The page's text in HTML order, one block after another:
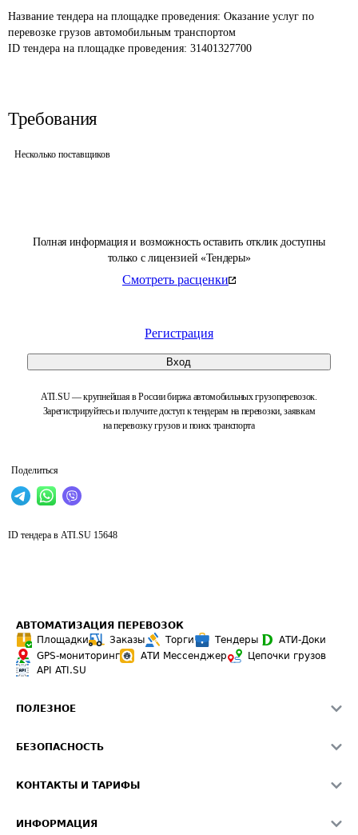
Полная информация и возможность оставить отклик доступны
только с лицензией «Тендеры»
Смотреть расценки
Регистрация
Вход
ATI.SU — крупнейшая в России биржа автомобильных грузоперевозок.
Зарегистрируйтесь и получите доступ к тендерам на перевозки, заявкам
на перевозку грузов и поиск транспорта
Поделиться
Название тендера на площадке проведения: Оказание услуг по
перевозке грузов автомобильным транспортом
ID тендера на площадке проведения: 31401327700
Требования
Несколько поставщиков
ID тендера в ATI.SU 15648
АВТОМАТИЗАЦИЯ ПЕРЕВОЗОК
Площадки
Заказы Торги Тендеры
АТИ-Доки
GPS-мониторинг
АТИ Мессенджер
Цепочки грузов
API ATI.SU
ПОЛЕЗНОЕ
Звезды ATI.SU на вашем сайте
Средние ставки
БЕЗОПАСНОСТЬ
Светофор+
КОНТАКТЫ И ТАРИФЫ
ИНФОРМАЦИЯ